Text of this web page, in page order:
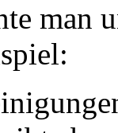
man